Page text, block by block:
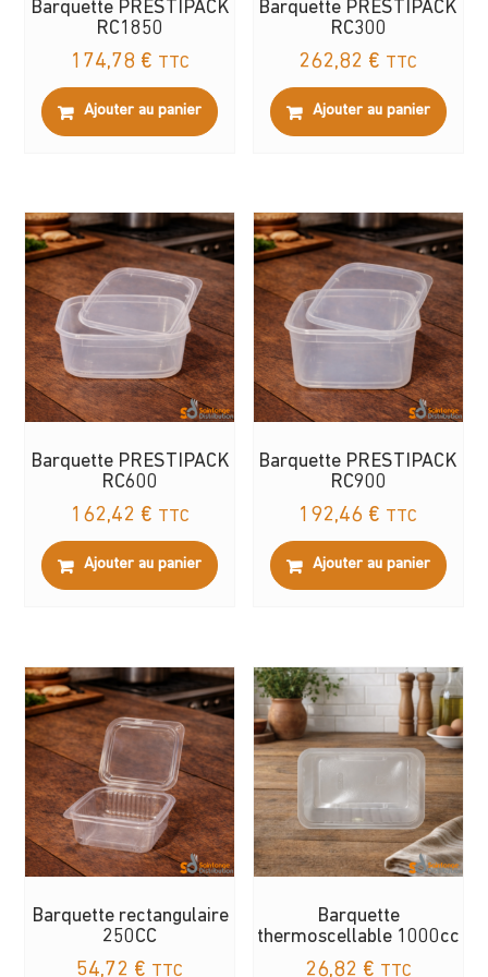
Barquette PRESTIPACK
RC1850
174,78 € TTC
Ajouter au panier
Barquette PRESTIPACK
RC300
262,82 € TTC
Ajouter au panier
Barquette PRESTIPACK
RC600
162,42 € TTC
Ajouter au panier
Barquette PRESTIPACK
RC900
192,46 € TTC
Ajouter au panier
Barquette rectangulaire
250CC
54,72 € TTC
Barquette
thermoscellable 1000cc
26,82 € TTC